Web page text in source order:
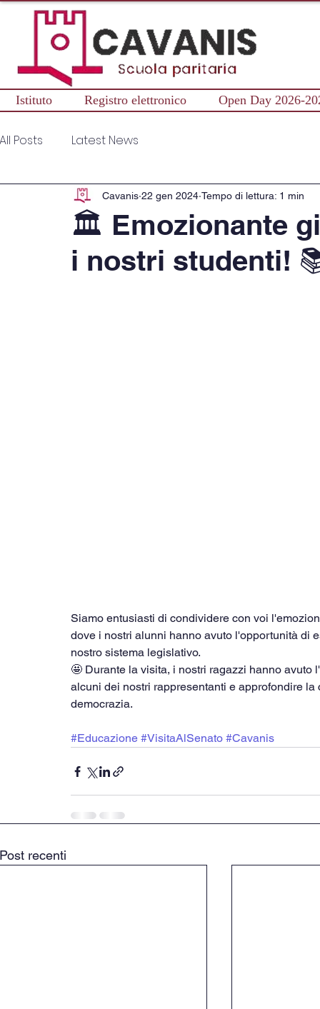
Istituto Registro elettronico Open Day 2026-
All Posts Latest News
🏛️ Emozionante
i nostri studenti!
Cavanis 22 gen 2024 Tempo di lettura: 1 min
Siamo entusiasti di condividere con voi
dove i nostri alunni hanno avuto l'opportunità di
nostro sistema legislativo.
🤩 Durante la visita, i nostri ragazzi hanno
alcuni dei nostri rappresentanti e approfondire
democrazia.
#Educazione #VisitaAlSenato #Cavanis
Post recenti